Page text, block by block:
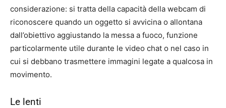
considerazione: si tratta della capacità della webcam di
riconoscere quando un oggetto si avvicina o allontana
dall’obiettivo aggiustando la messa a fuoco, funzione
particolarmente utile durante le video chat o nel caso in
cui si debbano trasmettere immagini legate a qualcosa in
movimento.
Le lenti